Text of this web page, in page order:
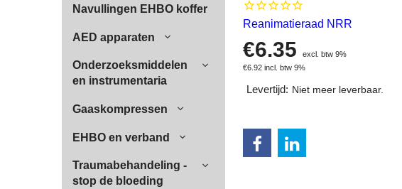
Navullingen EHBO koffer
AED apparaten
Onderzoeksmiddelen
en instrumentaria
Gaaskompressen
EHBO en verband
Traumabehandeling -
stop de bloeding
Reanimatieraad NRR
€6.35
excl. btw 9%
€6.92 incl. btw 9%
Levertijd: Niet meer leverbaar.